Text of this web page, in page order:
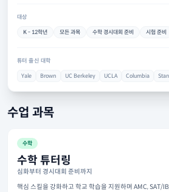
대상
K - 12학년 모든 과목 수학 경시대회 준비 시험 준비
튜터 출신 대학
Yale Brown UC Berkeley UCLA Columbia
수업 과목
수학
수학 튜터링
심화부터 경시대회 준비까지
핵심 스킬을 강화하고 학교 학습을 지원하며 AMC, SAT/